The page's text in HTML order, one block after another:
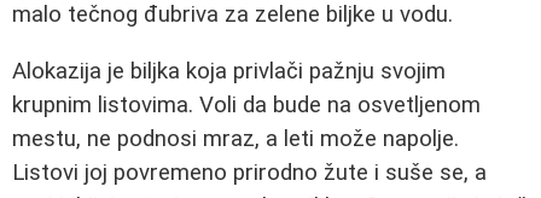
malo tečnog đubriva za zelene biljke u vodu.
Alokazija je biljka koja privlači pažnju svojim
krupnim listovima. Voli da bude na osvetljenom
mestu, ne podnosi mraz, a leti može napolje.
Listovi joj povremeno prirodno žute i suše se, a